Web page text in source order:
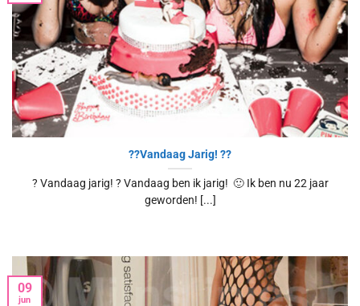
??Vandaag Jarig! ??
? Vandaag jarig! ? Vandaag ben ik jarig! 🙂 Ik ben nu 22 jaar
geworden! [...]
09
jun